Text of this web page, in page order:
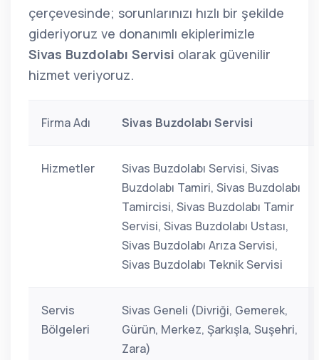
çerçevesinde; sorunlarınızı hızlı bir şekilde
gideriyoruz ve donanımlı ekiplerimizle
Sivas Buzdolabı Servisi olarak güvenilir
hizmet veriyoruz.
Firma Adı Sivas Buzdolabı Servisi
Hizmetler
Sivas Buzdolabı Servisi, Sivas
Buzdolabı Tamiri, Sivas Buzdolabı
Tamircisi, Sivas Buzdolabı Tamir
Servisi, Sivas Buzdolabı Ustası,
Sivas Buzdolabı Arıza Servisi,
Sivas Buzdolabı Teknik Servisi
Servis
Bölgeleri
Sivas Geneli (Divriği, Gemerek,
Gürün, Merkez, Şarkışla, Suşehri,
Zara)